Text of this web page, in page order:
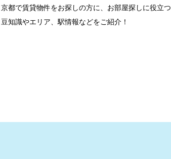
京都で賃貸物件をお探しの方に、お部屋探しに役立つ
豆知識やエリア、駅情報などをご紹介！